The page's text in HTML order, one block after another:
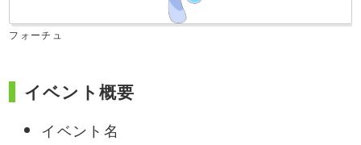
フォーチュ
イベント概要
イベント名